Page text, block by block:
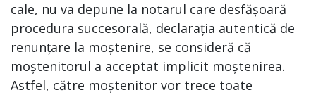
cale, nu va depune la notarul care desfășoară
procedura succesorală, declarația autentică de
renunțare la moștenire, se consideră că
moștenitorul a acceptat implicit moștenirea.
Astfel, către moștenitor vor trece toate